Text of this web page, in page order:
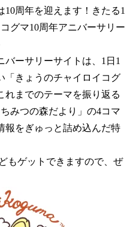
10周年を迎えます！きたる1
グマ10周年アニバーサリー
バーサリーサイトは、1日1
「きょうのチャイロイコグ
れまでのテーマを振り返る
みつの森だより」の4コマ
報をぎゅっと詰め込んだ特
もゲットできますので、ぜ